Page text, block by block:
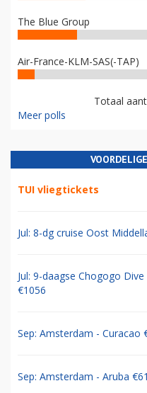
The Blue Group
Air-France-KLM-SAS(-TAP)
Totaal
Meer polls
TUI vliegtickets
Jul: 8-dg cruise Oost
Jul: 9-daagse Chogogo
€1056
Sep: Amsterdam - Curacao
Sep: Amsterdam - Aruba